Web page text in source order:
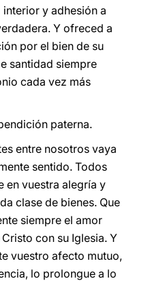
y adhesión a
Y ofreced a
por el bien de su
santidad siempre
cada vez más
paterna.
entre nosotros vaya
sentido. Todos
en vuestra alegría y
clase de bienes. Que
siempre el amor
con su Iglesia. Y
vuestro afecto mutuo,
lo prolongue a lo